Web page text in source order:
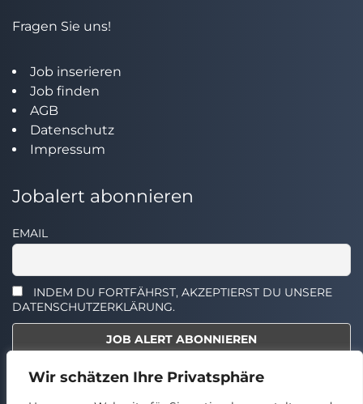
Wir schätzen Ihre Privatsphäre
Fragen Sie uns!
Job inserieren
Job finden
AGB
Datenschutz
Impressum
Jobalert abonnieren
EMAIL
INDEM DU FORTFÄHRST, AKZEPTIERST DU UNSERE
DATENSCHUTZERKLÄRUNG.
Select the widget you want to show.